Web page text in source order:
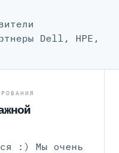
Dell, HPE,
:) Мы очень